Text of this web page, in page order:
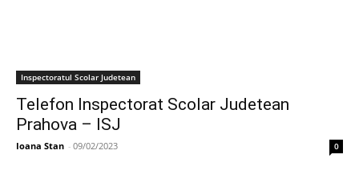
Inspectoratul Scolar Judetean
Telefon Inspectorat Scolar Judetean
Prahova – ISJ
Ioana Stan - 09/02/2023 0